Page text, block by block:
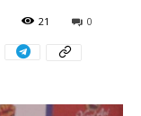
21 0